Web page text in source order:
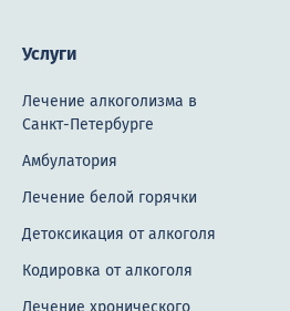
Услуги
Лечение алкоголизма в
Санкт-Петербурге
Амбулатория
Лечение белой горячки
Детоксикация от алкоголя
Кодировка от алкоголя